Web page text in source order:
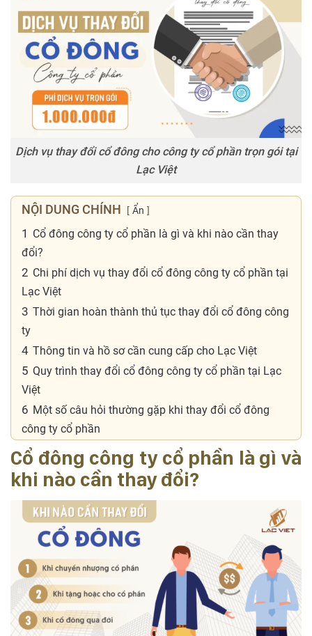
Dịch vụ thay đổi cổ đông cho công ty cổ phần trọn gói tại
Lạc Việt
NỘI DUNG CHÍNH Ẩn
1 Cổ đông công ty cổ phần là gì và khi nào cần thay
đổi?
2 Chi phí dịch vụ thay đổi cổ đông công ty cổ phần tại
Lạc Việt
3 Thời gian hoàn thành thủ tục thay đổi cổ đông công
ty
4 Thông tin và hồ sơ cần cung cấp cho Lạc Việt
5 Quy trình thay đổi cổ đông công ty cổ phần tại Lạc
Việt
6 Một số câu hỏi thường gặp khi thay đổi cổ đông
công ty cổ phần
Cổ đông công ty cổ phần là gì và
khi nào cần thay đổi?